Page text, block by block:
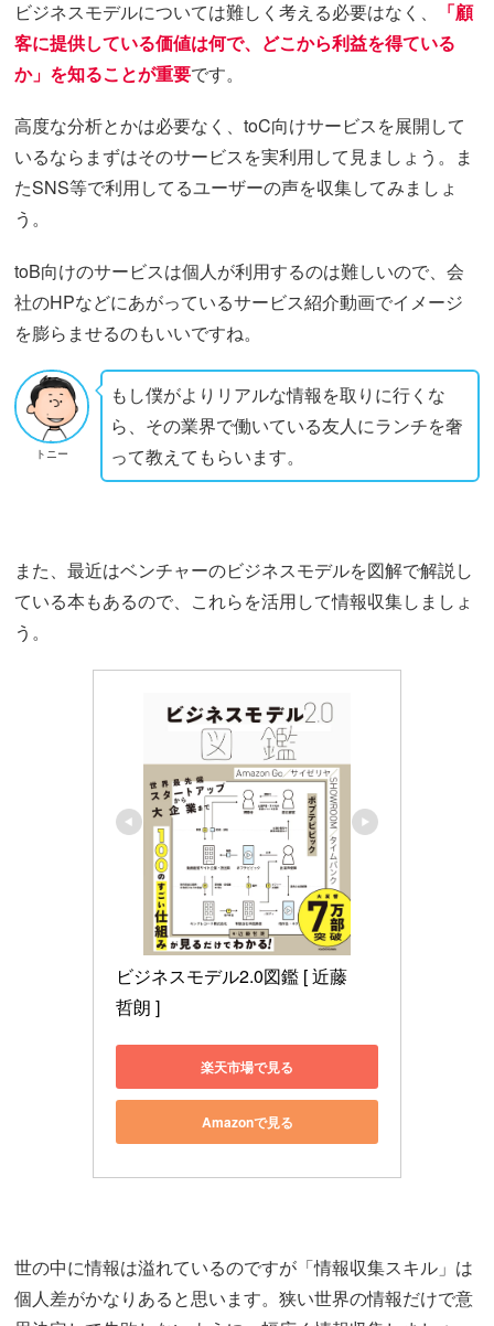
ビジネスモデルについては難しく考える必要はなく、
「顧
客に提供している価値は何で、どこから利益を得ている
か」を知ることが重要です。
高度な分析とかは必要なく、toC向けサービスを展開して
いるならまずはそのサービスを実利用して見ましょう。ま
たSNS等で利用してるユーザーの声を収集してみましょ
う。
toB向けのサービスは個人が利用するのは難しいので、会
社のHPなどにあがっているサービス紹介動画でイメージ
を膨らませるのもいいですね。
トニー
もし僕がよりリアルな情報を取りに行くな
ら、その業界で働いている友人にランチを奢
って教えてもらいます。
また、最近はベンチャーのビジネスモデルを図解で解説し
ている本もあるので、これらを活用して情報収集しましょ
う。
ビジネスモデル2.0図鑑 [ 近藤
哲朗 ]
楽天市場で見る
Amazonで見る
世の中に情報は溢れているのですが「情報収集スキル」は
個人差がかなりあると思います。狭い世界の情報だけで意